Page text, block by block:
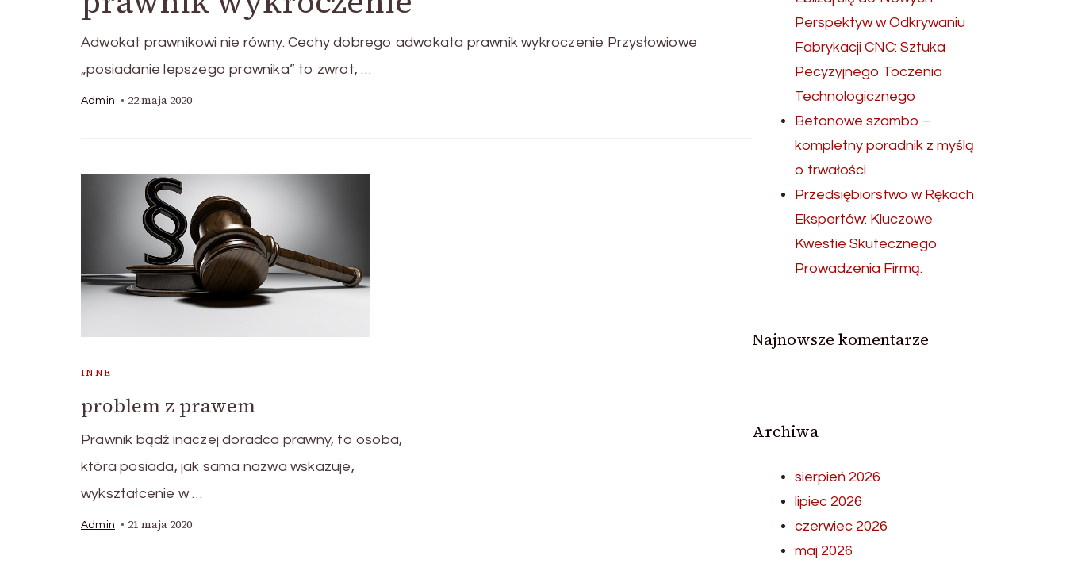
Adwokat prawnikowi nie równy. Cechy dobrego adwokata prawnik wykroczenie Przysłowiowe
„posiadanie lepszego prawnika” to zwrot, …
Admin 22 maja 2020
INNE
problem z prawem
Prawnik bądź inaczej doradca prawny, to osoba,
która posiada, jak sama nazwa wskazuje,
wykształcenie w …
Admin 21 maja 2020
Perspektyw w Odkrywaniu
Fabrykacji CNC: Sztuka
Pecyzyjnego Toczenia
Technologicznego
Betonowe szambo –
kompletny poradnik z myślą
o trwałości
Przedsiębiorstwo w Rękach
Ekspertów: Kluczowe
Kwestie Skutecznego
Prowadzenia Firmą.
Najnowsze komentarze
Archiwa
sierpień 2026
lipiec 2026
czerwiec 2026
maj 2026